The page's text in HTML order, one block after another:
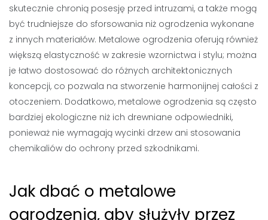
skutecznie chronią posesję przed intruzami, a także mogą
być trudniejsze do sforsowania niż ogrodzenia wykonane
z innych materiałów. Metalowe ogrodzenia oferują również
większą elastyczność w zakresie wzornictwa i stylu; można
je łatwo dostosować do różnych architektonicznych
koncepcji, co pozwala na stworzenie harmonijnej całości z
otoczeniem. Dodatkowo, metalowe ogrodzenia są często
bardziej ekologiczne niż ich drewniane odpowiedniki,
ponieważ nie wymagają wycinki drzew ani stosowania
chemikaliów do ochrony przed szkodnikami.
Jak dbać o metalowe
ogrodzenia, aby służyły przez